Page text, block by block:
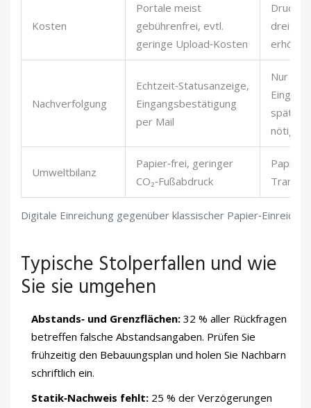
Digitale Einreichung gegenüber klassischer
Kosten
Portale meist
gebührenfrei, evtl.
geringe Upload‑Kosten
Druck,
Nachverfolgung
Echtzeit‑Statusanzeige,
Eingangsbestätigung
per Mail
Nur
nötig
Umweltbilanz
Papier‑frei, geringer
CO₂‑Fußabdruck
Papier‑
Typische Stolperfallen und wie
Sie sie umgehen
Abstands‑ und Grenzflächen: 32 % aller Rückfragen
betreffen falsche Abstandsangaben. Prüfen Sie
frühzeitig den Bebauungsplan und holen Sie Nachbarn
schriftlich ein.
Statik‑Nachweis fehlt: 25 % der Verzögerungen